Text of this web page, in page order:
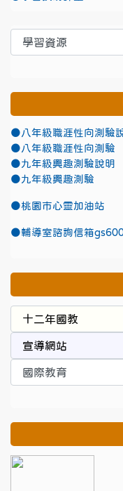
●八年級職涯性向測驗
●八年級職涯性向測驗
●九年級興趣測驗說明
●九年級興趣測驗
●桃園市心靈加油站
●輔導室諮詢信箱